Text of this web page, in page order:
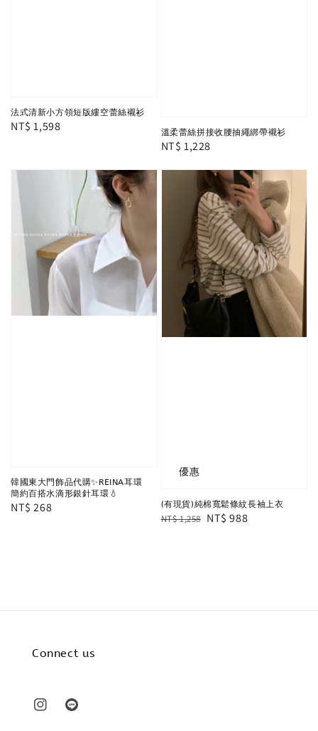
法式清新小方領短版縷空蕾絲襯衫
Regular
NT$ 1,598 溫柔蕾絲拼接收腰抽繩綁帶襯衫
Regular
NT$ 1,228
韓國東大門飾品代購✨REINA耳環
簡約百搭水滴形銀針耳環💧
Regular
NT$ 268
優惠
(有現貨)純棉寬鬆條紋長袖上衣
Regular
NT$ 1,258 Sale
NT$ 988
Connect us